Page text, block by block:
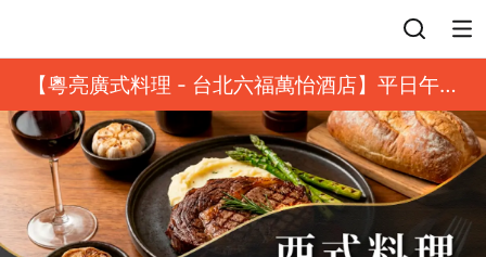
【粵亮廣式料理 - 台北六福萬怡酒店】平日午餐
8 折起｜靓港點套餐